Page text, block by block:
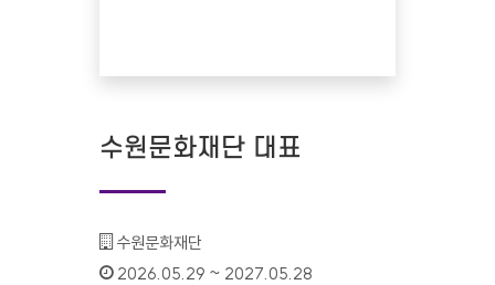
수원문화재단 대표
기관명 :
수원문화재단
인증기간 :
2026.05.29 ~ 2027.05.28